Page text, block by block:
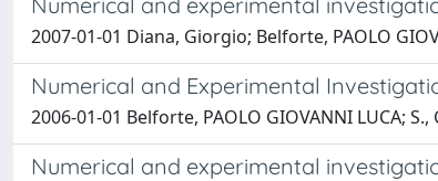
2007-01-01 Diana, Giorgio; Belforte, PAOLO
Numerical and Experimental
2006-01-01 Belforte, PAOLO GIOVANNI LUCA;
Numerical and experimental